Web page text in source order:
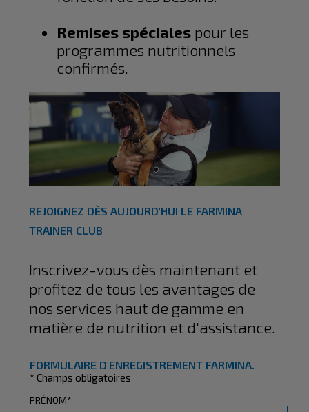
Remises spéciales pour les
programmes nutritionnels
confirmés.
REJOIGNEZ DÈS AUJOURD'HUI LE FARMINA
TRAINER CLUB
Inscrivez-vous dès maintenant et
profitez de tous les avantages de
nos services haut de gamme en
matière de nutrition et d'assistance.
FORMULAIRE D'ENREGISTREMENT FARMINA.
* Champs obligatoires
PRÉNOM*